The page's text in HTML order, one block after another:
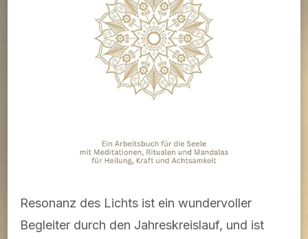
Resonanz des Lichts ist ein wundervoller
Begleiter durch den Jahreskreislauf, und ist